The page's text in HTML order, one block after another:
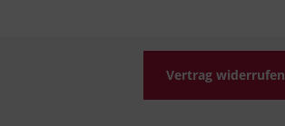
Vertrag widerrufen